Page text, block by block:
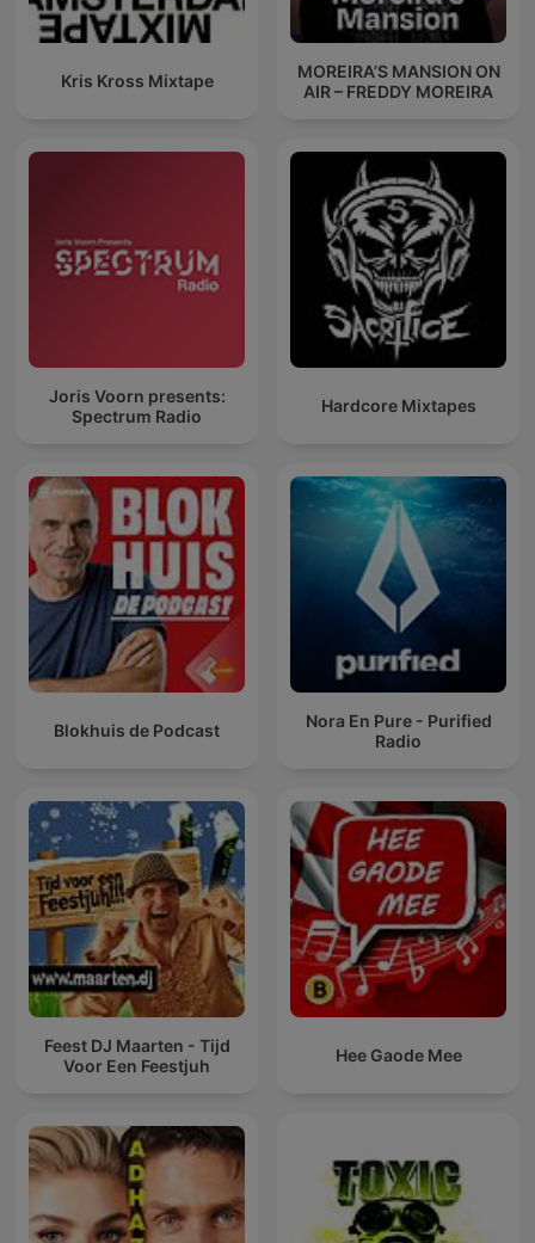
Kris Kross Mixtape
MOREIRA’S MANSION ON
AIR – FREDDY MOREIRA
Joris Voorn presents:
Spectrum Radio
Hardcore Mixtapes
Blokhuis de Podcast
Nora En Pure - Purified
Radio
Feest DJ Maarten - Tijd
Voor Een Feestjuh
Hee Gaode Mee